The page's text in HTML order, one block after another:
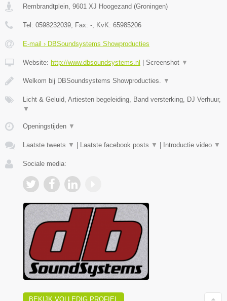
Rembrandtplein 9601 XJ Hoogezand (Groningen)
Tel: 0598232039 , Fax: - , KvK: 65985206
E-mail › DBSoundsystems Showproducties
Website: http://www.dbsoundsystems.nl Screenshot ▼
Welkom bij DBSoundsystems Showproducties. ▼
Licht & Geluid, Artiesten begeleiding, Band versterking, DJ Verhuur,
▼
Openingstijden ▼
Laatste tweets ▼ Laatste facebook posts ▼ Introductie video ▼
Sociale media:
BEKIJK VOLLEDIG PROFIEL